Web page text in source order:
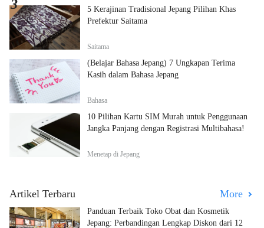
5 Kerajinan Tradisional Jepang Pilihan Khas
Prefektur Saitama
Saitama
(Belajar Bahasa Jepang) 7 Ungkapan Terima
Kasih dalam Bahasa Jepang
Bahasa
10 Pilihan Kartu SIM Murah untuk Penggunaan
Jangka Panjang dengan Registrasi Multibahasa!
Menetap di Jepang
Artikel Terbaru More
Panduan Terbaik Toko Obat dan Kosmetik
Jepang: Perbandingan Lengkap Diskon dari 12